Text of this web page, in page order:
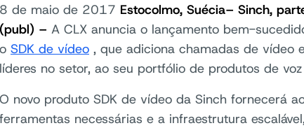
8 de maio de 2017 Estocolmo, Suécia– Sinch,
(publ) – A CLX anuncia o lançamento bem-
o SDK de vídeo , que adiciona chamadas de vídeo
líderes no setor, ao seu portfólio de produtos de
O novo produto SDK de vídeo da Sinch fornecerá
ferramentas necessárias e a infraestrutura